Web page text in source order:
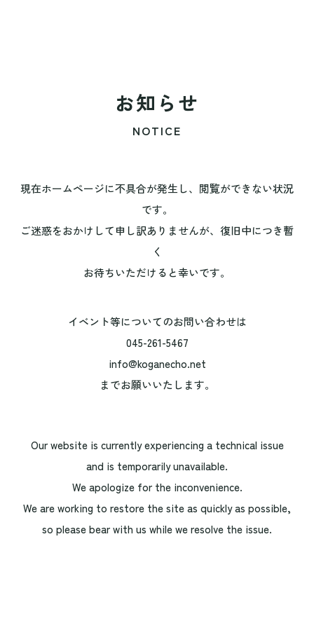
お知らせ
NOTICE
現在ホームページに不具合が発生し、閲覧ができない状況
です。
ご迷惑をおかけして申し訳ありませんが、復旧中につき暫
く
お待ちいただけると幸いです。
イベント等についてのお問い合わせは
045-261-5467
info@koganecho.net
までお願いいたします。
Our website is currently experiencing a technical issue
and is temporarily unavailable.
We apologize for the inconvenience.
We are working to restore the site as quickly as possible,
so please bear with us while we resolve the issue.